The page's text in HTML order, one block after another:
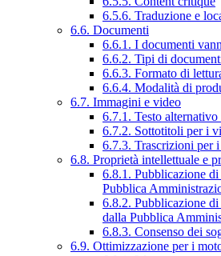
6.5.6. Traduzione e
6.6. Documenti
6.6.1. I documenti
6.6.2. Tipi di
6.6.3. Formato di
6.6.4. Modalità di
6.7. Immagini e video
6.7.1. Testo
6.7.2. Sottotitoli per i
6.7.3. Trascrizioni per
6.8. Proprietà intellettuale e
6.8.1. Pubblicazione
Pubblica
6.8.2. Pubblicazione
dalla Pubblica
6.8.3. Consenso dei
6.9. Ottimizzazione per i